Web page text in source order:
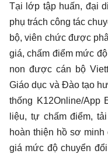
Tại lớp tập huấn, đại
phụ trách công tác
bộ, viên chức được
giá, chấm điểm mức
non được cán bộ
Giáo dục và Đào tạo
thống K12Online/
liệu, tự chấm điểm,
hoàn thiện hồ sơ
giá mức độ chuyển